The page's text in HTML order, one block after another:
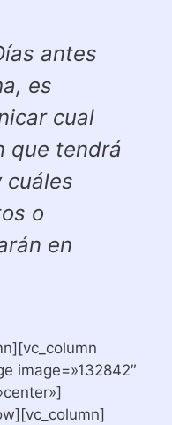
antes
es
cual
que tendrá
cuáles
o
en
image=»132842″